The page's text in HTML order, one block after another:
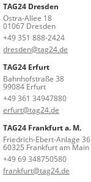
TAG24 Dresden
Ostra-Allee 18
01067 Dresden
+49 351 888-2424
dresden@tag24.de
TAG24 Erfurt
Bahnhofstraße 38
99084 Erfurt
+49 361 34947880
erfurt@tag24.de
TAG24 Frankfurt a. M.
Friedrich-Ebert-Anlage 36
60325 Frankfurt am Main
+49 69 348750580
frankfurt@tag24.de